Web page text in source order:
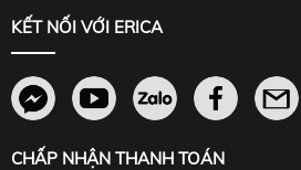
KẾT NỐI VỚI ERICA
CHẤP NHẬN THANH TOÁN